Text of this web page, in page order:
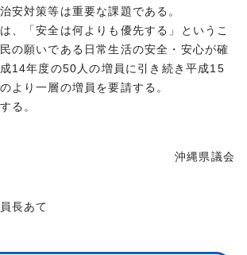
安対策等は重要な課題である。
、「安全は何よりも優先する」というこ
の願いである日常生活の安全・安心が確
14年度の50人の増員に引き続き平成15
より一層の増員を要請する。
る。
沖縄県議会
長あて